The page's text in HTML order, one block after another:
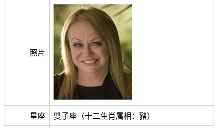
照片
星座 雙子座（十二生肖属相：豬）